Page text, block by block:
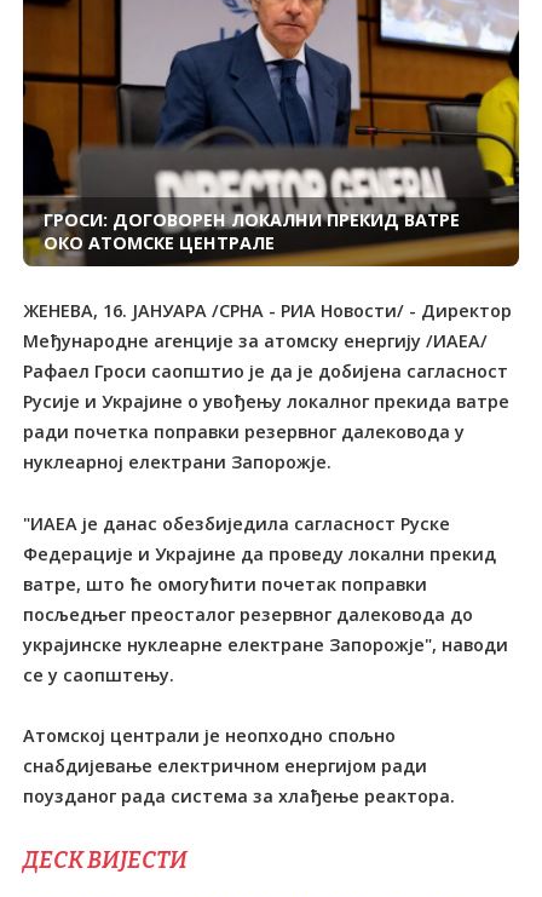
ГРОСИ: ДОГОВОРЕН ЛОКАЛНИ ПРЕКИД ВАТРЕ
ОКО АТОМСКЕ ЦЕНТРАЛЕ
ЖЕНЕВА, 16. ЈАНУАРА /СРНА - РИА Новости/ - Директор
Међународне агенције за атомску енергију /ИАЕА/
Рафаел Гроси саопштио је да је добијена сагласност
Русије и Украјине о увођењу локалног прекида ватре
ради почетка поправки резервног далековода у
нуклеарној електрани Запорожје.
"ИАЕА је данас обезбиједила сагласност Руске
Федерације и Украјине да проведу локални прекид
ватре, што ће омогућити почетак поправки
посљедњег преосталог резервног далековода до
украјинске нуклеарне електране Запорожје", наводи
се у саопштењу.
Атомској централи је неопходно спољно
снабдијевање електричном енергијом ради
поузданог рада система за хлађење реактора.
ДЕСК ВИЈЕСТИ